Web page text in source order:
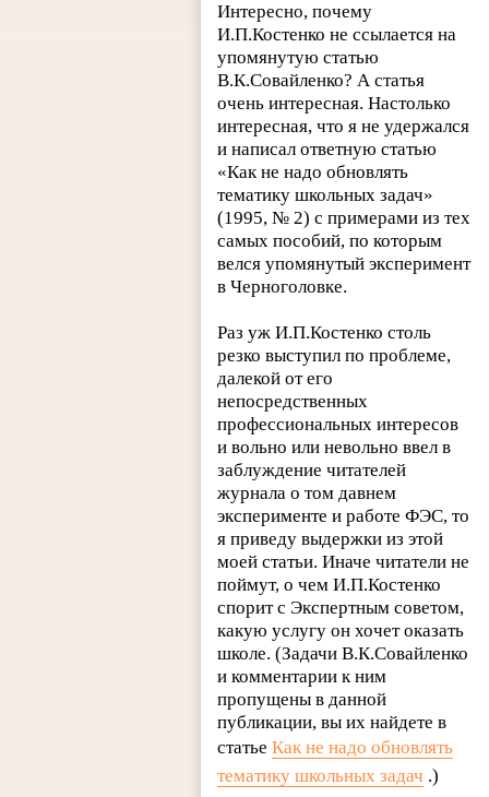
Интересно, почему
И.П.Костенко не ссылается на
упомянутую статью
В.К.Совайленко? А статья
очень интересная. Настолько
интересная, что я не удержался
и написал ответную статью
«Как не надо обновлять
тематику школьных задач»
(1995, № 2) с примерами из тех
самых пособий, по которым
велся упомянутый эксперимент
в Черноголовке.
Раз уж И.П.Костенко столь
резко выступил по проблеме,
далекой от его
непосредственных
профессиональных интересов
и вольно или невольно ввел в
заблуждение читателей
журнала о том давнем
эксперименте и работе ФЭС, то
я приведу выдержки из этой
моей статьи. Иначе читатели не
поймут, о чем И.П.Костенко
спорит с Экспертным советом,
какую услугу он хочет оказать
школе. (Задачи В.К.Совайленко
и комментарии к ним
пропущены в данной
публикации, вы их найдете в
статьеКак не надо обновлять
тематику школьных задач .)